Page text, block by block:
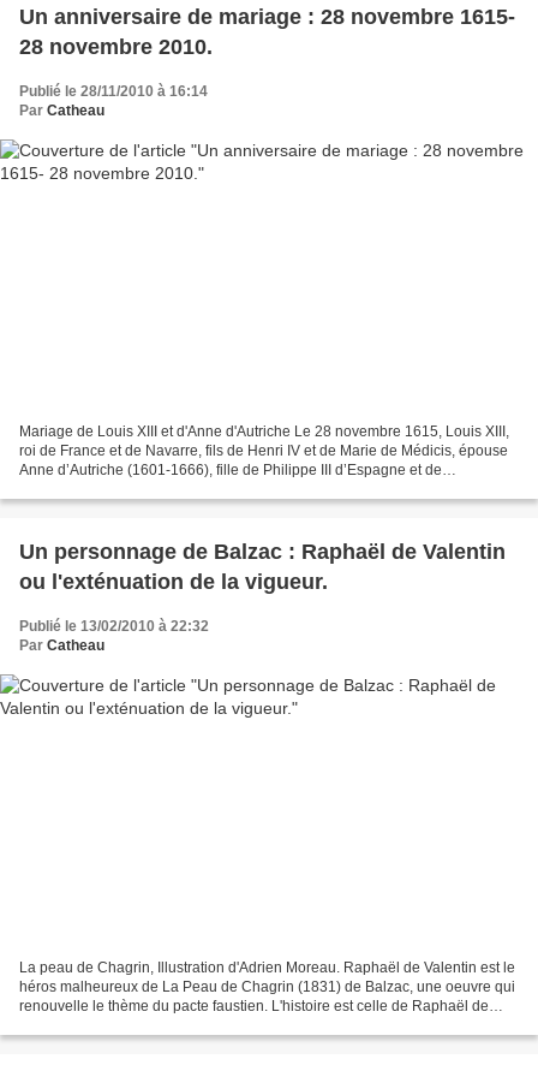
Un anniversaire de mariage : 28 novembre 1615-
28 novembre 2010.
Publié le 28/11/2010 à 16:14
Par Catheau
Mariage de Louis XIII et d'Anne d'Autriche Le 28 novembre 1615, Louis XIII,
roi de France et de Navarre, fils de Henri IV et de Marie de Médicis, épouse
Anne d’Autriche (1601-1666), fille de Philippe III d’Espagne et de
Un personnage de Balzac : Raphaël de Valentin
ou l'exténuation de la vigueur.
Publié le 13/02/2010 à 22:32
Par Catheau
La peau de Chagrin, Illustration d'Adrien Moreau. Raphaël de Valentin est le
héros malheureux de La Peau de Chagrin (1831) de Balzac, une oeuvre qui
renouvelle le thème du pacte faustien. L'histoire est celle de Raphaël de